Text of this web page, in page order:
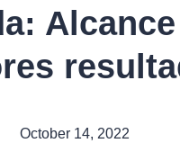
October 14, 2022